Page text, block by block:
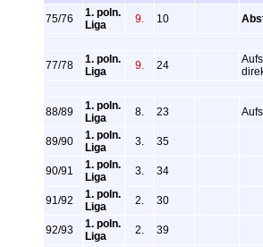
75/76
1. poln.
Liga
9. 10
77/78
1. poln.
Liga
9. 24
88/89
1. poln.
Liga
8. 23
89/90
1. poln.
Liga
3. 35
90/91
1. poln.
Liga
3. 34
91/92
1. poln.
Liga
2. 30
92/93
1. poln.
Liga
2. 39